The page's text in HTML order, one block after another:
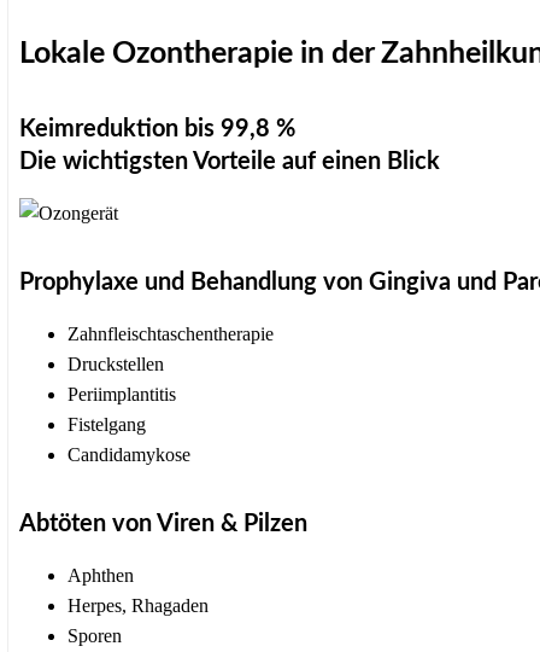
Lokale Ozontherapie in der
Keimreduktion bis 99,8 %
Die wichtigsten Vorteile auf einen Blick
Prophylaxe und Behandlung von Gingiva und
Zahnfleischtaschentherapie
Druckstellen
Periimplantitis
Fistelgang
Candidamykose
Abtöten von Viren & Pilzen
Aphthen
Herpes, Rhagaden
Sporen